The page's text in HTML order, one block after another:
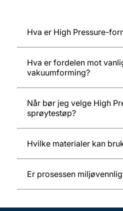
Hva er High Pressure-
Hva er fordelen mot
vakuumforming?
Når bør jeg velge High
sprøytestøp?
Hvilke materialer kan
Er prosessen